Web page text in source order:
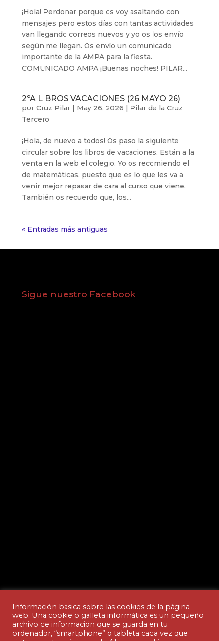
¡Hola! Perdonar porque os voy asaltando con
mensajes pero estos días con tantas actividades
van llegando correos nuevos y yo os los envío
según me llegan. Os envío un comunicado
importante de la AMPA para la fiesta.
COMUNICADO AMPA ¡Buenas noches! PILAR...
2ºA LIBROS VACACIONES (26 MAYO 26)
por Cruz Pilar| May 26, 2026 | Pilar de la Cruz
Tercero
¡Hola, de nuevo a todos! Os paso la siguiente
circular sobre los libros de vacaciones. Están a la
venta en la web el colegio. Yo os recomiendo el
de matemáticas, puesto que es lo que les va a
venir mejor repasar de cara al curso que viene.
También os recuerdo que, los...
« Entradas más antiguas
Sigue nuestro Facebook
Aviso legal y Política de privacidad
Información básica sobre las cookies de la página
web. Una cookie o galleta informática es un pequeño
archivo de información que se guarda en tu
ordenador, “smartphone” o tableta cada vez que